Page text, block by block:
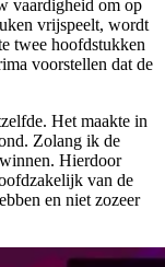
vaardigheid om op
vrijspeelt, wordt
twee hoofdstukken
voorstellen dat de
Het maakte in
Zolang ik de
Hierdoor
van de
en niet zozeer